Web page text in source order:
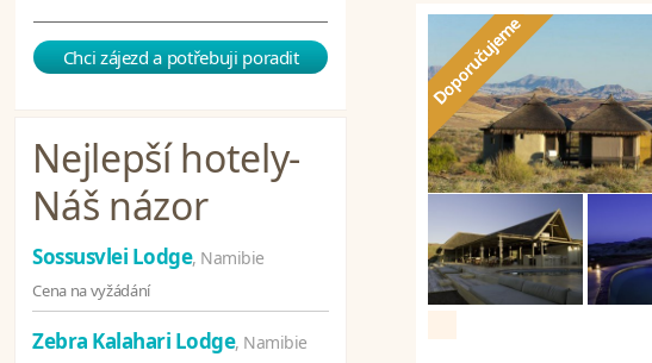
Chci zájezd a potřebuji poradit
Nejlepší hotely-
Náš názor
Sossusvlei Lodge, Namibie
Cena na vyžádání
Zebra Kalahari Lodge, Namibie